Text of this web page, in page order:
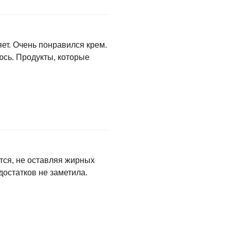
Очень понравился крем.
Продукты, которые
не оставляя жирных
не заметила.